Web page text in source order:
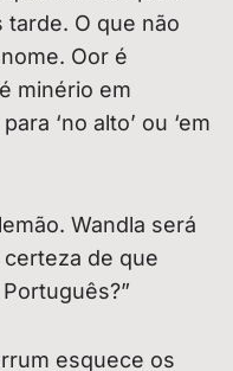
tarde. O que não
Oor é
minério em
‘no alto’ ou ‘em
Wandla será
de que
esquece os